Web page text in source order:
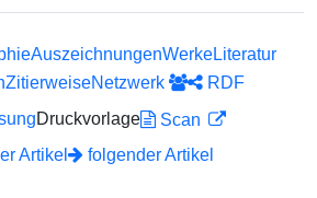
AuszeichnungenWerkeLiteratur
ZitierweiseNetzwerk
RDF
Druckvorlage
Scan
Artikel
folgender Artikel